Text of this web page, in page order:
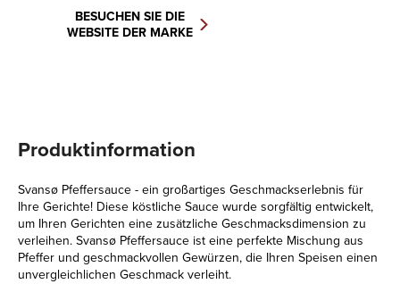
BESUCHEN SIE DIE
WEBSITE DER MARKE
Produktinformation
Svansø Pfeffersauce - ein großartiges Geschmackserlebnis für
Ihre Gerichte! Diese köstliche Sauce wurde sorgfältig entwickelt,
um Ihren Gerichten eine zusätzliche Geschmacksdimension zu
verleihen. Svansø Pfeffersauce ist eine perfekte Mischung aus
Pfeffer und geschmackvollen Gewürzen, die Ihren Speisen einen
unvergleichlichen Geschmack verleiht.